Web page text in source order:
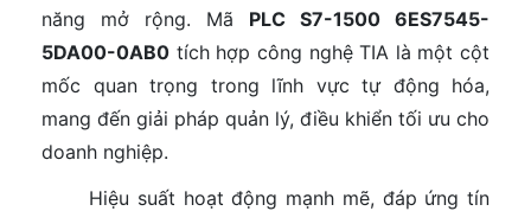
năng mở rộng. Mã PLC S7-1500 6ES7545-
5DA00-0AB0 tích hợp công nghệ TIA là một cột
mốc quan trọng trong lĩnh vực tự động hóa,
mang đến giải pháp quản lý, điều khiển tối ưu cho
doanh nghiệp.
Hiệu suất hoạt động mạnh mẽ, đáp ứng tín